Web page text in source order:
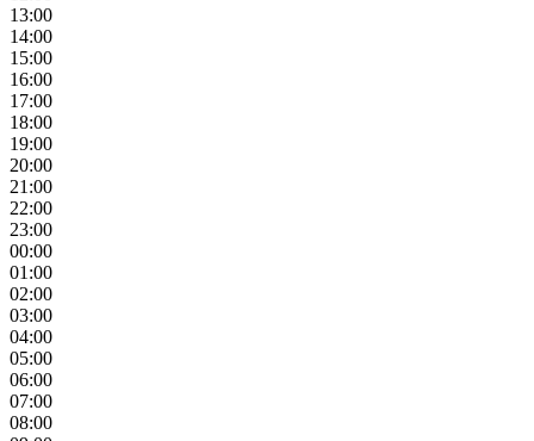
13:00
14:00
15:00
16:00
17:00
18:00
19:00
20:00
21:00
22:00
23:00
00:00
01:00
02:00
03:00
04:00
05:00
06:00
07:00
08:00